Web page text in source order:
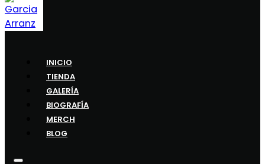
INICIO
TIENDA
GALERÍA
BIOGRAFÍA
MERCH
BLOG